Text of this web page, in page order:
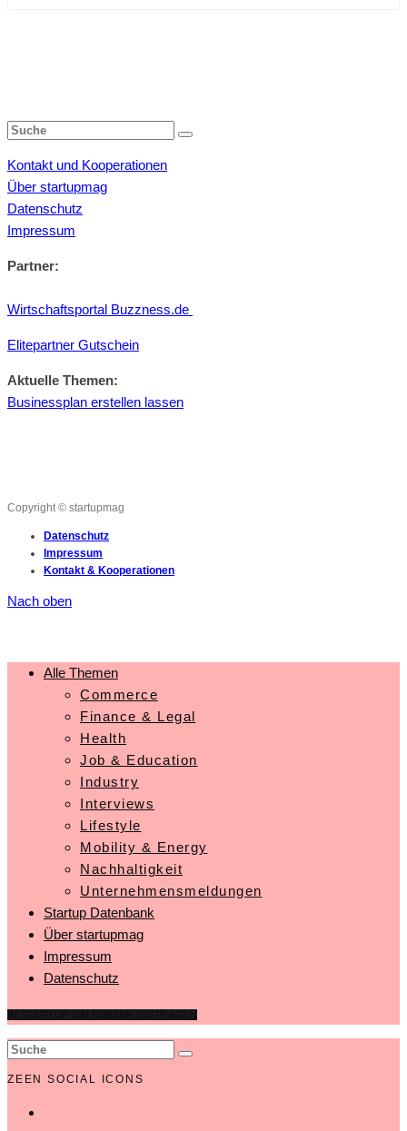
Kontakt und Kooperationen
Über startupmag
Datenschutz
Impressum
Partner:
Wirtschaftsportal Buzzness.de
Elitepartner Gutschein
Aktuelle Themen:
Businessplan erstellen lassen
Copyright © startupmag
Datenschutz
Impressum
Kontakt & Kooperationen
Nach oben
Alle Themen
Commerce
Finance & Legal
Health
Job & Education
Industry
Interviews
Lifestyle
Mobility & Energy
Nachhaltigkeit
Unternehmensmeldungen
Startup Datenbank
Über startupmag
Impressum
Datenschutz
ZEEN SOCIAL ICONS